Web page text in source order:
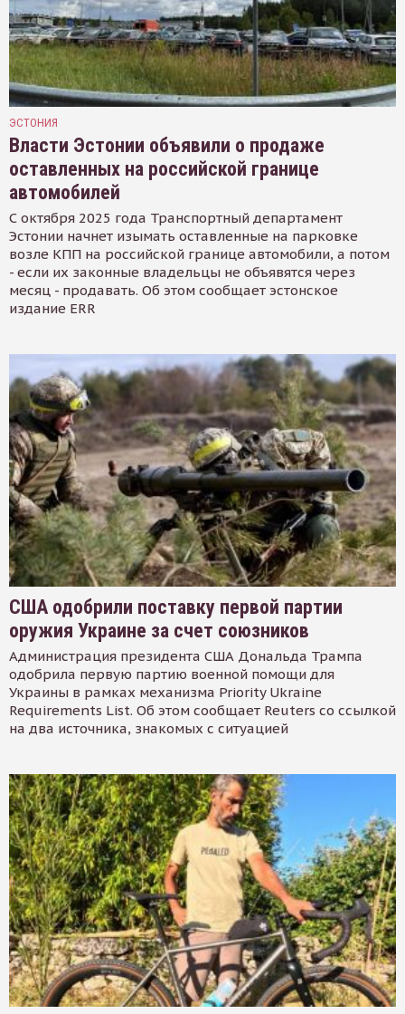
ЭСТОНИЯ
Власти Эстонии объявили о продаже
оставленных на российской границе
автомобилей
С октября 2025 года Транспортный департамент
Эстонии начнет изымать оставленные на парковке
возле КПП на российской границе автомобили, а потом
- если их законные владельцы не объявятся через
месяц - продавать. Об этом сообщает эстонское
издание ERR
США одобрили поставку первой партии
оружия Украине за счет союзников
Администрация президента США Дональда Трампа
одобрила первую партию военной помощи для
Украины в рамках механизма Priority Ukraine
Requirements List. Об этом сообщает Reuters со ссылкой
на два источника, знакомых с ситуацией